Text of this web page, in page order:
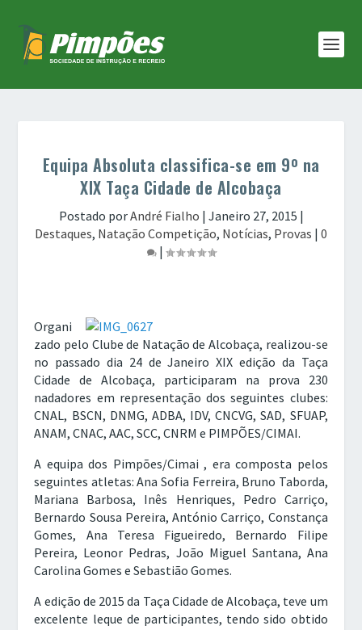
Equipa Absoluta classifica-se em 9º na
XIX Taça Cidade de Alcobaça
Postado porAndré Fialho | Janeiro 27, 2015 |
Destaques, Natação Competição, Notícias, Provas | 0
|
Organi
zado pelo Clube de Natação de Alcobaça, realizou-se
no passado dia 24 de Janeiro XIX edição da Taça
Cidade de Alcobaça, participaram na prova 230
nadadores em representação dos seguintes clubes:
CNAL, BSCN, DNMG, ADBA, IDV, CNCVG, SAD, SFUAP,
ANAM, CNAC, AAC, SCC, CNRM e PIMPÕES/CIMAI.
A equipa dos Pimpões/Cimai , era composta pelos
seguintes atletas: Ana Sofia Ferreira, Bruno Taborda,
Mariana Barbosa, Inês Henriques, Pedro Carriço,
Bernardo Sousa Pereira, António Carriço, Constança
Gomes, Ana Teresa Figueiredo, Bernardo Filipe
Pereira, Leonor Pedras, João Miguel Santana, Ana
Carolina Gomes e Sebastião Gomes.
A edição de 2015 da Taça Cidade de Alcobaça, teve um
excelente leque de participantes, tendo sido obtido